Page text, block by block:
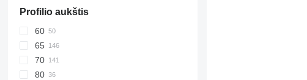
Profilio aukštis
60
65
70
80